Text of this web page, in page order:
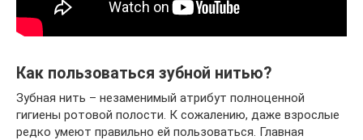
Как пользоваться зубной нитью?
Зубная нить – незаменимый атрибут полноценной
гигиены ротовой полости. К сожалению, даже взрослые
редко умеют правильно ей пользоваться. Главная